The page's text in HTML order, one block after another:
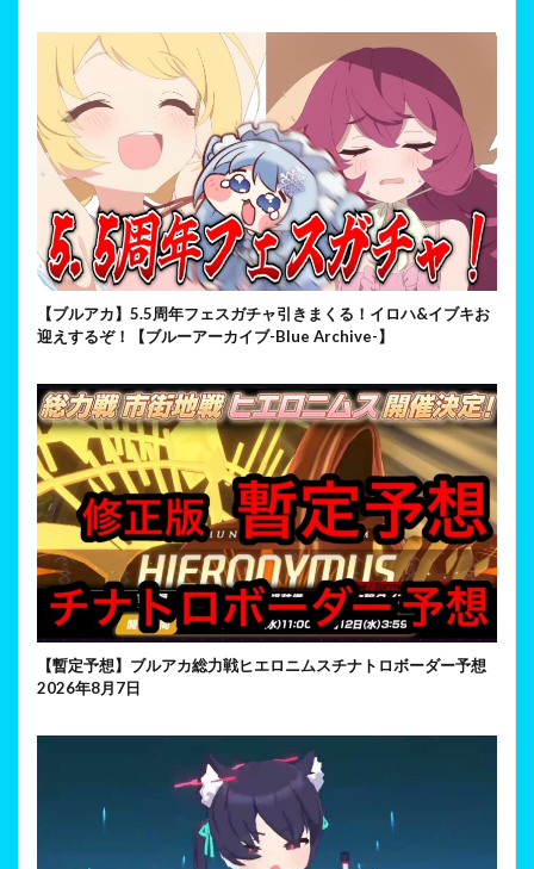
【ブルアカ】5.5周年フェスガチャ引きまくる！イロハ&イブキお
迎えするぞ！【ブルーアーカイブ-Blue Archive-】
【暫定予想】ブルアカ総力戦ヒエロニムスチナトロボーダー予想
2026年8月7日